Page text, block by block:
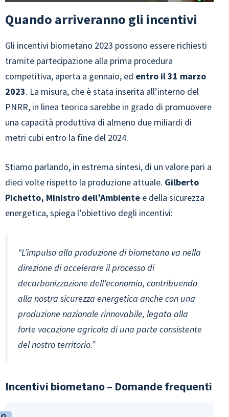
Quando arriveranno gli incentivi
Gli incentivi biometano 2023 possono essere richiesti
tramite partecipazione alla prima procedura
competitiva, aperta a gennaio, ed entro il 31 marzo
2023. La misura, che è stata inserita all’interno del
PNRR, in linea teorica sarebbe in grado di promuovere
una capacità produttiva di almeno due miliardi di
metri cubi entro la fine del 2024.
Stiamo parlando, in estrema sintesi, di un valore pari a
dieci volte rispetto la produzione attuale. Gilberto
Pichetto, Ministro dell’Ambiente e della sicurezza
energetica, spiega l’obiettivo degli incentivi:
“L’impulso alla produzione di biometano va nella
direzione di accelerare il processo di
decarbonizzazione dell’economia, contribuendo
alla nostra sicurezza energetica anche con una
produzione nazionale rinnovabile, legata alla
forte vocazione agricola di una parte consistente
del nostro territorio.”
Incentivi biometano – Domande frequenti